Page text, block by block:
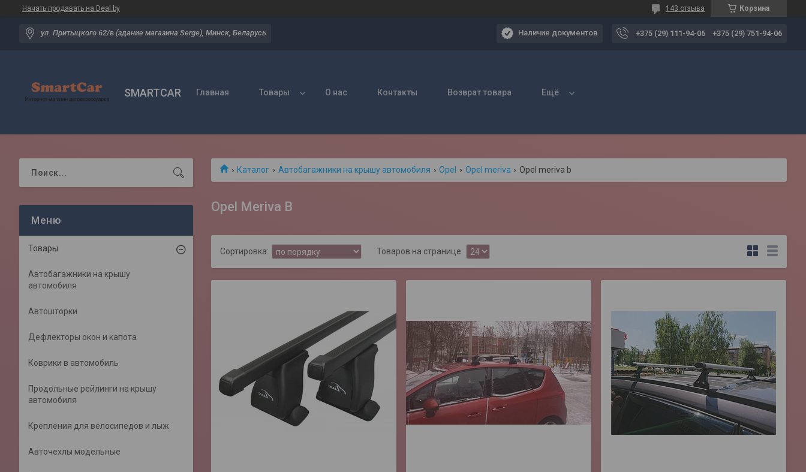
Начать продавать на Deal.by Корзина
143 отзыва
ул. Притыцкого 62/в (здание магазина Serge), Минск, Беларусь Наличие документов +375 (29) 111-94-06 +375 (29) 751-94-06
SMARTCAR Главная Товары О нас Контакты Возврат товара Ещё
Каталог Автобагажники на крышу автомобиля Opel Opel meriva Opel meriva b
Opel Meriva B
Товары
Автобагажники на крышу
автомобиля
Автошторки
Дефлекторы окон и капота
Коврики в автомобиль
Продольные рейлинги на крышу
автомобиля
Крепления для велосипедов и лыж
Авточехлы модельные